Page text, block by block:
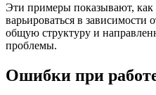
Эти примеры показывают, как
варьироваться в зависимости
общую структуру и
проблемы.
Ошибки при